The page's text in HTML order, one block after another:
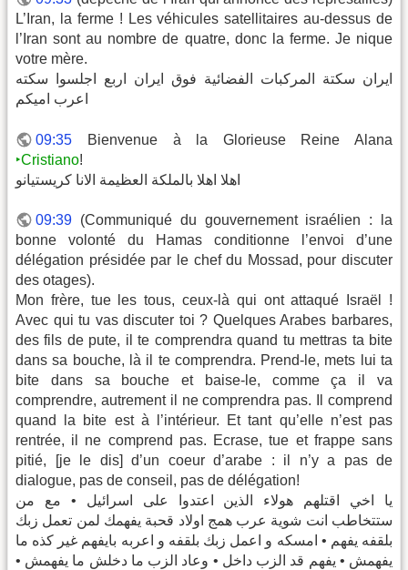
L’Iran, la ferme ! Les véhicules satellitaires au-dessus de
l’Iran sont au nombre de quatre, donc la ferme. Je nique
votre mère.
ايران سكتة المركبات الفضائية فوق ايران اربع اجلسوا سكته
اعرب اميكم
09:35 Bienvenue à la Glorieuse Reine Alana
‣Cristiano!
اهلا اهلا بالملكة العظيمة الانا كريستيانو
09:39 (Communiqué du gouvernement israélien : la
bonne volonté du Hamas conditionne l’envoi d’une
délégation présidée par le chef du Mossad, pour discuter
des otages).
Mon frère, tue les tous, ceux-là qui ont attaqué Israël !
Avec qui tu vas discuter toi ? Quelques Arabes barbares,
des fils de pute, il te comprendra quand tu mettras ta bite
dans sa bouche, là il te comprendra. Prend-le, mets lui ta
bite dans sa bouche et baise-le, comme ça il va
comprendre, autrement il ne comprendra pas. Il comprend
quand la bite est à l’intérieur. Et tant qu’elle n’est pas
rentrée, il ne comprend pas. Ecrase, tue et frappe sans
pitié, [je le dis] d’un coeur d’arabe : il n’y a pas de
dialogue, pas de conseil, pas de délégation!
يا اخي اقتلهم هولاء الذين اعتدوا على اسرائيل • مع من
ستتخاطب انت شوية عرب همج اولاد قحبة يفهمك لمن تعمل زبك
بلقفه يفهم • امسكه و اعمل زبك بلقفه و اعربه بايفهم غير كذه ما
يفهمش • يفهم قد الزب داخل • وعاد الزب ما دخلش ما يفهمش •